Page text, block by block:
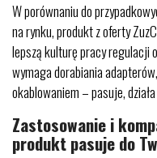
W porównaniu do
na rynku, produkt z oferty
lepszą kulturę pracy regulacji
wymaga dorabiania
okablowaniem – pasuje,
Zastosowanie i
produkt pasuje do